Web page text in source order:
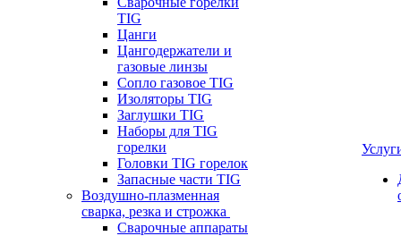
TIG
Цанги
Цангодержатели и
газовые линзы
Сопло газовое TIG
Изоляторы TIG
Заглушки TIG
Наборы для TIG
горелки
Головки TIG горелок
Запасные части TIG
Воздушно-плазменная
сварка, резка и строжка
Сварочные аппараты